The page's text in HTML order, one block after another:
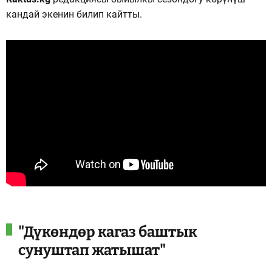
кандай экенин билип кайтты.
"Дүкөндөр кагаз баштык
сунуштап жатышат"